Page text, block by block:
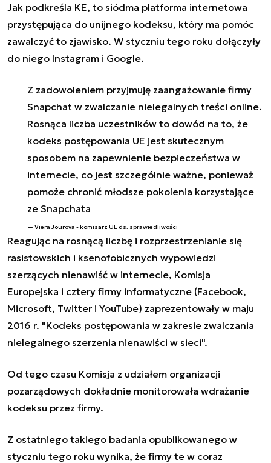
Jak podkreśla KE, to siódma platforma internetowa
przystępująca do unijnego kodeksu, który ma pomóc
zawalczyć to zjawisko. W styczniu tego roku dołączyły
do niego Instagram i Google.
Z zadowoleniem przyjmuję zaangażowanie firmy
Snapchat w zwalczanie nielegalnych treści online.
Rosnąca liczba uczestników to dowód na to, że
kodeks postępowania UE jest skutecznym
sposobem na zapewnienie bezpieczeństwa w
internecie, co jest szczególnie ważne, ponieważ
pomoże chronić młodsze pokolenia korzystające
ze Snapchata
Viera Jourova - komisarz UE ds. sprawiedliwości
Reagując na rosnącą liczbę i rozprzestrzenianie się
rasistowskich i ksenofobicznych wypowiedzi
szerzących nienawiść w internecie, Komisja
Europejska i cztery firmy informatyczne (Facebook,
Microsoft, Twitter i YouTube) zaprezentowały w maju
2016 r. "Kodeks postępowania w zakresie zwalczania
nielegalnego szerzenia nienawiści w sieci".
Od tego czasu Komisja z udziałem organizacji
pozarządowych dokładnie monitorowała wdrażanie
kodeksu przez firmy.
Z ostatniego takiego badania opublikowanego w
styczniu tego roku wynika, że firmy te w coraz